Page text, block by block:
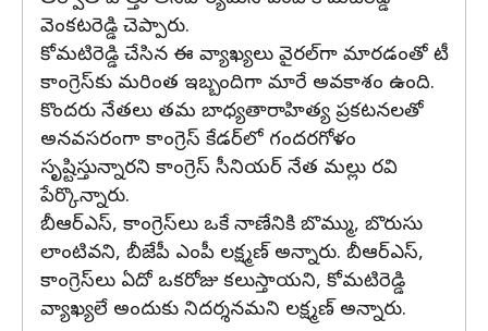
వెంకటరెడ్డి చెప్పారు.
కోమటిరెడ్డి చేసిన ఈ వ్యాఖ్యలు వైరల్‌గా మారడంతో టీ-
కాంగ్రెస్‌కు మరింత ఇబ్బందిగా మారే అవకాశం ఉంది.
కొందరు నేతలు తమ బాధ్యతారాహిత్య ప్రకటనలతో
అనవసరంగా కాంగ్రెస్ కేడర్‌లో గందరగోళం
సృష్టిస్తున్నారని కాంగ్రెస్ సీనియర్ నేత మల్లు రవి
పేర్కొన్నారు.
బీఆర్‌ఎస్‌, కాంగ్రెస్‌లు ఒకే నాణేనికి బొమ్ము, బొరుసు
లాంటివని, బీజేపీ ఎంపీ లక్ష్మణ్‌ అన్నారు. బీఆర్‌ఎస్‌,
కాంగ్రెస్‌లు ఏదో ఒకరోజు కలుస్తాయని, కోమటిరెడ్డి
వ్యాఖ్యలే అందుకు నిదర్శనమని లక్ష్మణ్‌ అన్నారు.